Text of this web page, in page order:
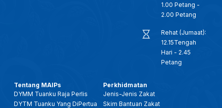
1.00 Petang -
2.00 Petang
Rehat (Jumaat):
12.15Tengah
Hari - 2.45
Petang
Tentang MAIPs
DYMM Tuanku Raja Perlis
DYTM Tuanku Yang DiPertua
Perkhidmatan
Jenis-Jenis Zakat
Skim Bantuan Zakat